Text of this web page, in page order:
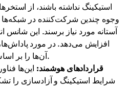
استیکینگ نداشته باشند، از
وجوه چندین شرکت‌کننده در شبکه‌ها
آستانه مورد نیاز برسند. این شانس
افزایش می‌دهد. در مورد
آن‌ها را بر اساس سهم خود توزیع می‌کنند.
قراردادهای هوشمند: این‌ها
شرایط استیکینگ و آزادسازی را